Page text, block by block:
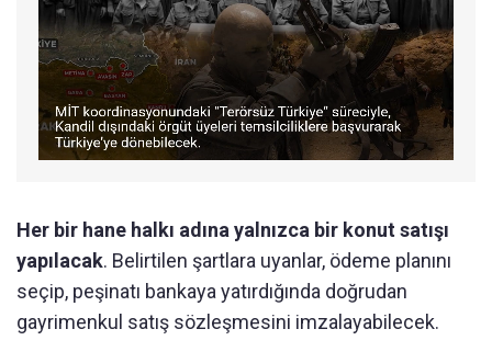
Her bir hane halkı adına yalnızca bir konut satışı
yapılacak. Belirtilen şartlara uyanlar, ödeme planını
seçip, peşinatı bankaya yatırdığında doğrudan
gayrimenkul satış sözleşmesini imzalayabilecek.